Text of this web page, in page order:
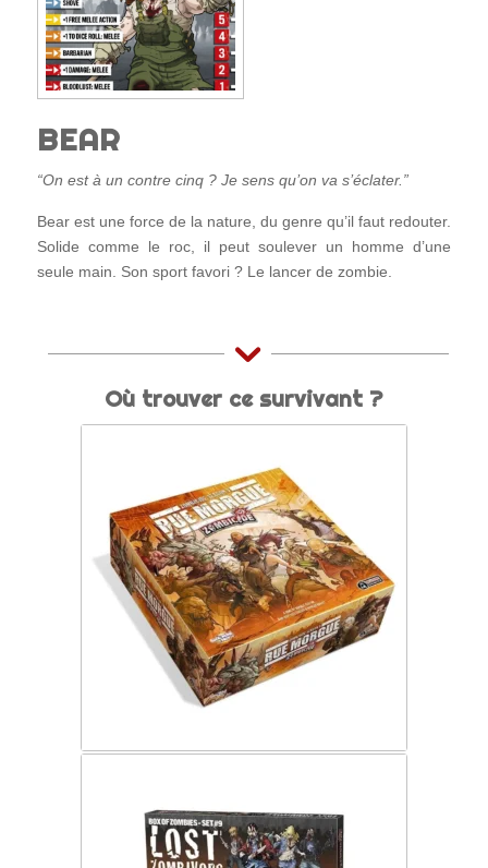
BEAR
“On est à un contre cinq ? Je sens qu’on va s’éclater.”
Bear est une force de la nature, du genre qu’il faut redouter.
Solide comme le roc, il peut soulever un homme d’une
seule main. Son sport favori ? Le lancer de zombie.
Où trouver ce survivant ?